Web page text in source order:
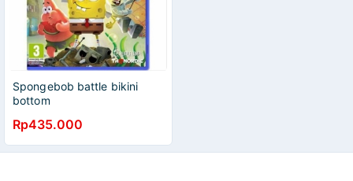
Spongebob battle bikini
bottom
Rp435.000